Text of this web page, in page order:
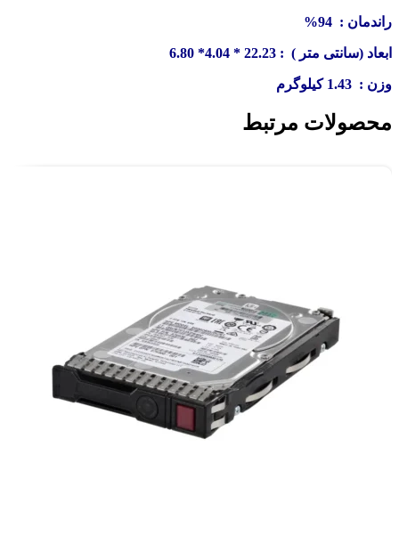
راندمان : 94%
ابعاد (سانتی متر ) : 22.23 * 4.04* 6.80
وزن : 1.43 کیلوگرم
محصولات مرتبط